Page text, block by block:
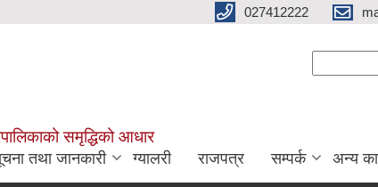
027412222
समृद्धिको आधार
तथा जानकारी ग्यालरी राजपत्र सम्पर्क अन्य